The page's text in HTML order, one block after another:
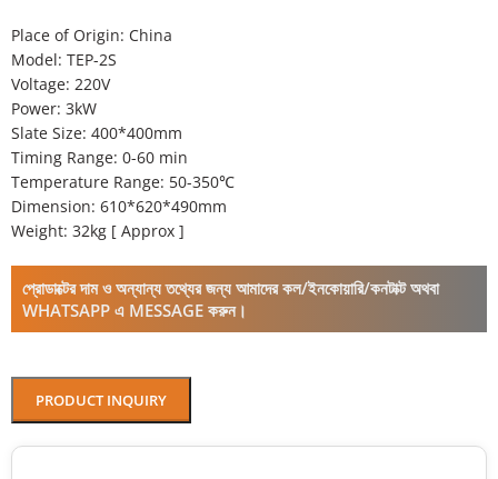
Place of Origin: China
Model: TEP-2S
Voltage: 220V
Power: 3kW
Slate Size: 400*400mm
Timing Range: 0-60 min
Temperature Range: 50-350℃
Dimension: 610*620*490mm
Weight: 32kg [ Approx ]
প্রোডাক্টের দাম ও অন্যান্য তথ্যের জন্য আমাদের কল/ইনকোয়ারি/কনটাক্ট অথবা
WHATSAPP এ MESSAGE করুন।
PRODUCT INQUIRY